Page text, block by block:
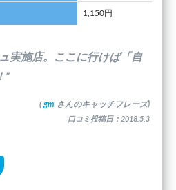
1,150円
実施店。ここに行けば「自
”
( gm さんのキャッチフレーズ)
口コミ投稿日：2018.5.3